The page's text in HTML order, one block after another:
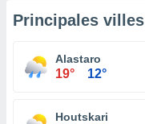
Principales villes
Alastaro
19° 12°
Houtskari